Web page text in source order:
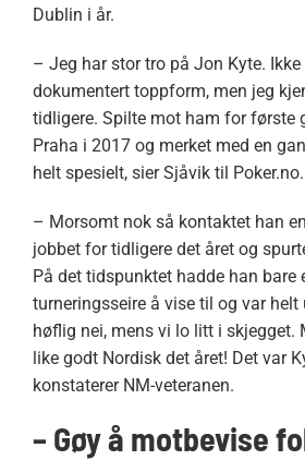
Dublin i år.
– Jeg har stor tro på Jon Kyte. Ikke
dokumentert toppform, men jeg
tidligere. Spilte mot ham for første
Praha i 2017 og merket med en
helt spesielt, sier Sjåvik til Poker.no.
– Morsomt nok så kontaktet han
jobbet for tidligere det året og
På det tidspunktet hadde han bare
turneringsseire å vise til og var helt
høflig nei, mens vi lo litt i skjegget.
like godt Nordisk det året! Det var
konstaterer NM-veteranen.
– Gøy å motbevise